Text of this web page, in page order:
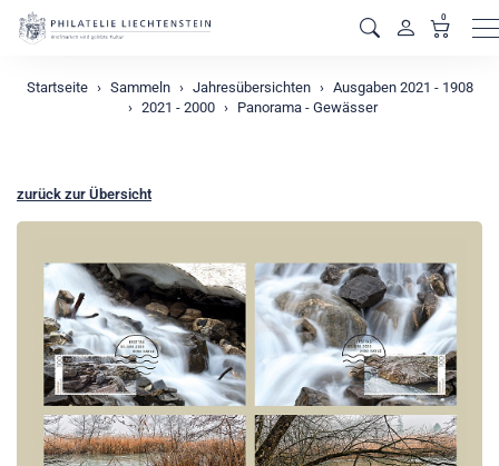
0
Startseite Sammeln Jahresübersichten
Ausgaben 2021 - 1908
2021 - 2000
Panorama - Gewässer
zurück zur Übersicht